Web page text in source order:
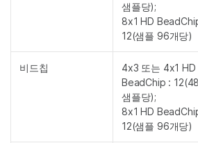
샘플당);
8x1 HD
12(샘플 96개당)
비드칩
4x3 또는 4x1 HD
BeadChip :
샘플당);
8x1 HD
12(샘플 96개당)